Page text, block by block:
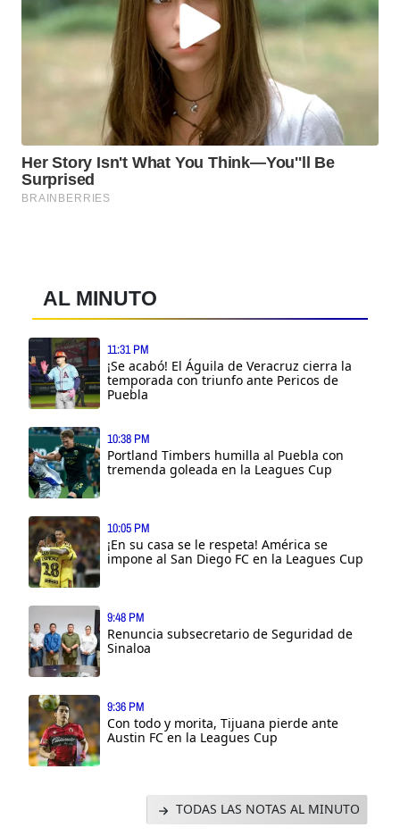
AL MINUTO
11:31 PM
¡Se acabó! El Águila de Veracruz cierra la
temporada con triunfo ante Pericos de
Puebla
10:38 PM
Portland Timbers humilla al Puebla con
tremenda goleada en la Leagues Cup
10:05 PM
¡En su casa se le respeta! América se
impone al San Diego FC en la Leagues Cup
9:48 PM
Renuncia subsecretario de Seguridad de
Sinaloa
9:36 PM
Con todo y morita, Tijuana pierde ante
Austin FC en la Leagues Cup
TODAS LAS NOTAS AL MINUTO